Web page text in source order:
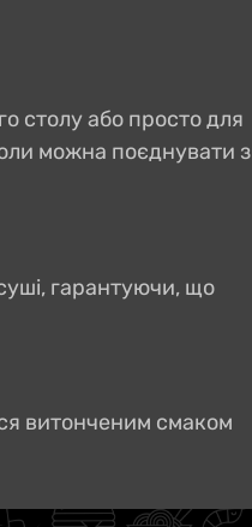
столу або просто для
можна поєднувати з
гарантуючи, що
витонченим смаком